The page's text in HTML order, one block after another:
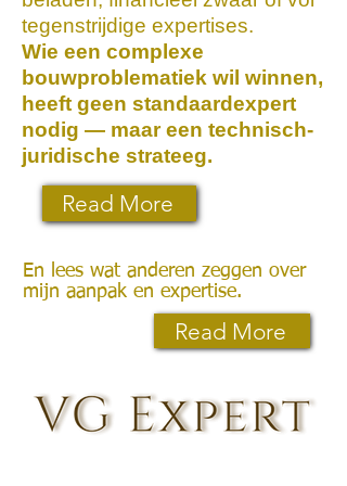
tegenstrijdige expertises.
Wie een complexe
bouwproblematiek wil winnen,
heeft geen standaardexpert
nodig — maar een technisch-
juridische strateeg.
Read More
En lees wat anderen zeggen over
mijn aanpak en expertise.
Read More